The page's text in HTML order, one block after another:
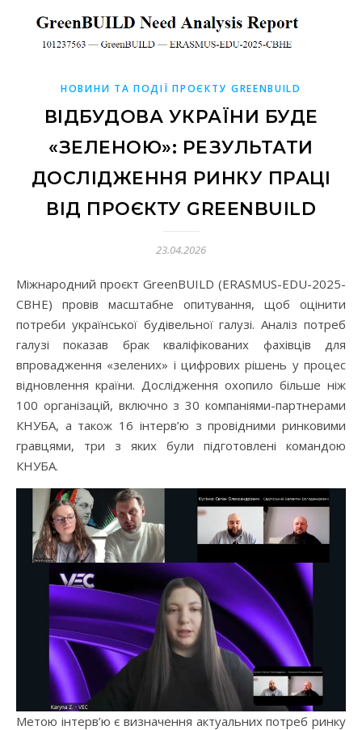
НОВИНИ ТА ПОДІЇ ПРОЄКТУ GREENBUILD
ВІДБУДОВА УКРАЇНИ БУДЕ
«ЗЕЛЕНОЮ»: РЕЗУЛЬТАТИ
ДОСЛІДЖЕННЯ РИНКУ ПРАЦІ
ВІД ПРОЄКТУ GREENBUILD
23.04.2026
Міжнародний проєкт GreenBUILD (ERASMUS-EDU-2025-
CBHE) провів масштабне опитування, щоб оцінити
потреби української будівельної галузі. Аналіз потреб
галузі показав брак кваліфікованих фахівців для
впровадження «зелених» і цифрових рішень у процес
відновлення країни. Дослідження охопило більше ніж
100 організацій, включно з 30 компаніями-партнерами
КНУБА, а також 16 інтерв’ю з провідними ринковими
гравцями, три з яких були підготовлені командою
КНУБА.
Метою інтерв’ю є визначення актуальних потреб ринку